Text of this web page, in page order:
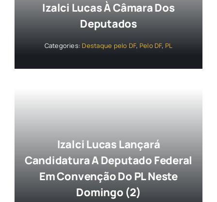
Izalci Lucas À Câmara Dos
Deputados
Categories: Destaque pelo DF, Pelo DF, PL
Izalci Lucas Lançará
Candidatura A Deputado Federal
Em Convenção Do PL Neste
Domingo (2)